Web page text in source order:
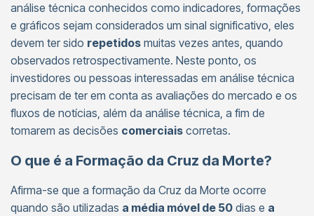
análise técnica conhecidos como indicadores, formações
e gráficos sejam considerados um sinal significativo, eles
devem ter sido repetidos muitas vezes antes, quando
observados retrospectivamente. Neste ponto, os
investidores ou pessoas interessadas em análise técnica
precisam de ter em conta as avaliações do mercado e os
fluxos de notícias, além da análise técnica, a fim de
tomarem as decisões comerciais corretas.
O que é a Formação da Cruz da Morte?
Afirma-se que a formação da Cruz da Morte ocorre
quando são utilizadas a média móvel de 50 dias e a